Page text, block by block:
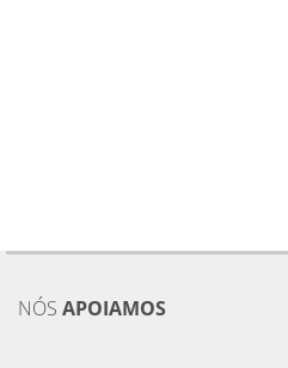
NÓS APOIAMOS